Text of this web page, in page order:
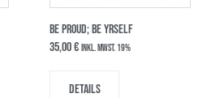
BE PROUD; BE YRSELF
35,00€ inkl. MwSt. 19%
Details